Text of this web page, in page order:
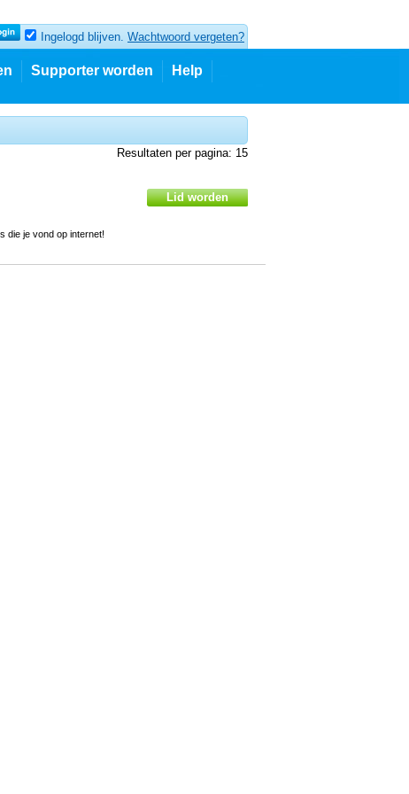
Ingelogd blijven. Wachtwoord vergeten?
Supporter worden Help
Resultaten per pagina: 15
die je vond op internet!